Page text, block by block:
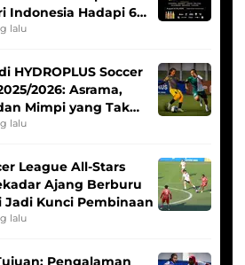
Indonesia Hadapi 6
lalu
HYDROPLUS Soccer
2026: Asrama,
Mimpi yang Tak
lalu
League All-Stars
Ajang Berburu
Jadi Kunci Pembinaan
lalu
Pengalaman